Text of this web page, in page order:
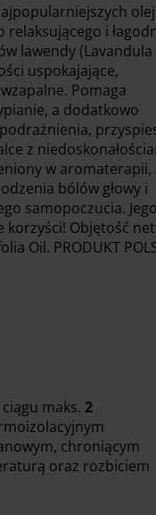
relaksującego i
lawendy (Lavandula
uspokajające,
Pomaga
a dodatkowo
z
w aromaterapii,
bólów głowy i
samopoczucia.
korzyści! Objętość
Oil. PRODUKT
maks. 2
chroniącym
oraz rozbiciem